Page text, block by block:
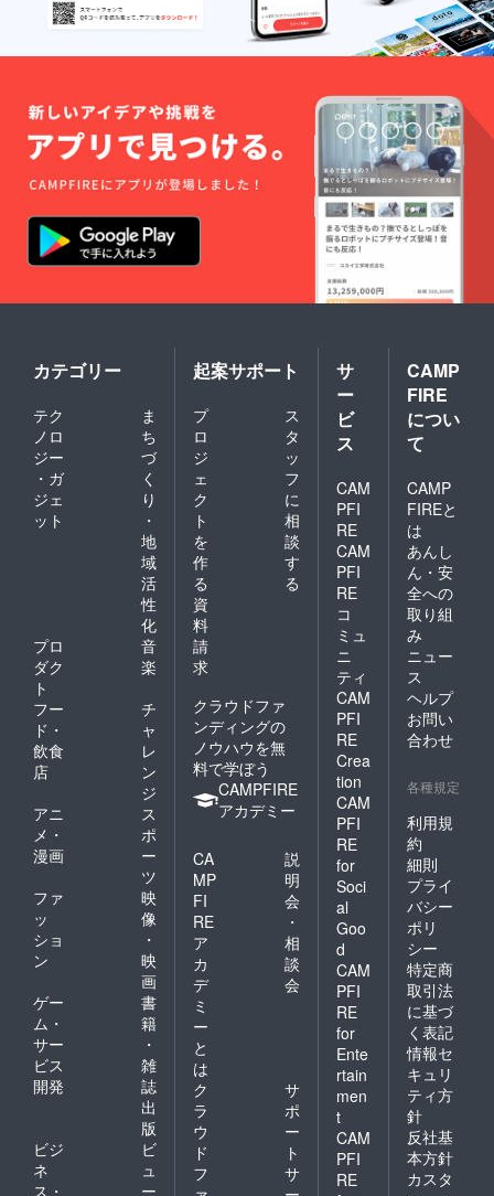
カテゴリー
テク
ノロ
ジー
・ガ
ジェ
ット
ま
ち
づ
く
り
・
地
域
活
性
化
プロ
ダク
ト
音
楽
フー
ド・
飲食
店
チ
ャ
レ
ン
ジ
アニ
メ・
漫画
ス
ポ
ー
ツ
ファ
ッ
ショ
ン
映
像
・
映
画
ゲー
ム・
サー
ビス
開発
書
籍
・
雑
誌
出
版
ビジ
ネ
ス・
ビ
ュ
ー
起案サポート
プ
ロ
ジ
ェ
ク
ト
を
作
る
ス
タ
ッ
フ
に
相
談
す
る
資
料
請
求
クラウドファ
ンディングの
ノウハウを無
料で学ぼう
CAMPFIRE
アカデミー
CA
MP
FI
RE
ア
カ
デ
ミ
ー
と
は
説
明
会
・
相
談
会
ク
ラ
ウ
ド
フ
サ
ポ
ー
ト
サ
サ
ー
ビ
ス
CAM
PFI
RE
CAM
PFI
RE
コ
ミュ
ニ
ティ
CAM
PFI
RE
Crea
tion
CAM
PFI
RE
for
Soci
al
Goo
d
CAM
PFI
RE
for
Ente
rtain
men
t
CAM
PFI
RE
CAMP
FIRE
につい
て
CAMP
FIREと
は
あんし
ん・安
全への
取り組
み
ニュー
ス
ヘルプ
お問い
合わせ
各種規定
利用規
約
細則
プライ
バシー
ポリ
シー
特定商
取引法
に基づ
く表記
情報セ
キュリ
ティ方
針
反社基
本方針
カスタ